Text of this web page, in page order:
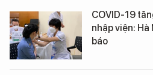
COVID-19
nhập viện: Hà
báo